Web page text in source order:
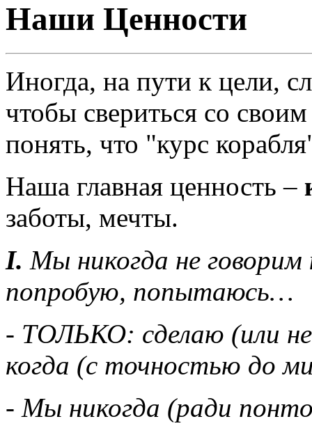
Наши Ценности
Иногда, на пути к цели,
чтобы свериться со
понять, что "курс
Наша главная ценность –
заботы, мечты.
I. Мы никогда не
попробую, попытаюсь…
- ТОЛЬКО: сделаю (или
когда (с точностью до
- Мы никогда (ради